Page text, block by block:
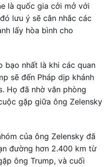
là quốc gia cởi mở với
lưu ý sẽ cân nhắc các
lấy hòa bình cho
bạo nhất là khi các quan
sẽ đến Pháp dịp khánh
Họ đã nhờ văn phòng
gặp giữa ông Zelensky
của ông Zelensky đã
đường hơn 2.400 km từ
ông Trump, và cuối